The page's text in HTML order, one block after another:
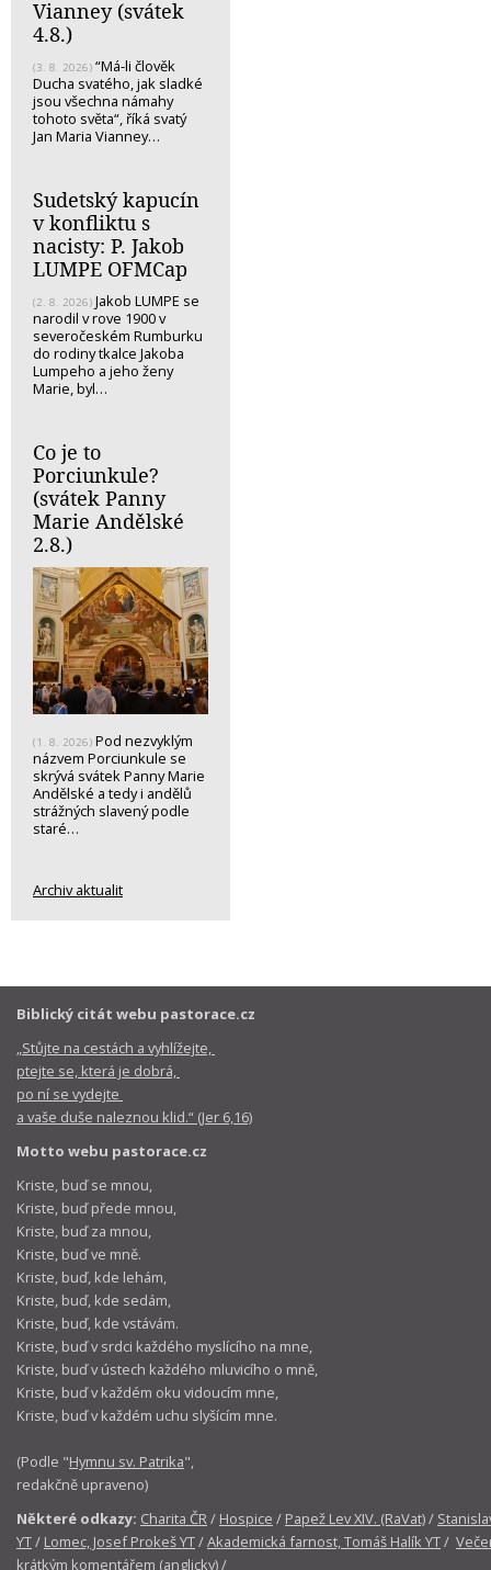
Vianney (svátek
4.8.)
(3. 8. 2026) “Má-li člověk
Ducha svatého, jak sladké
jsou všechna námahy
tohoto světa“, říká svatý
Jan Maria Vianney…
Sudetský kapucín
v konfliktu s
nacisty: P. Jakob
LUMPE OFMCap
(2. 8. 2026) Jakob LUMPE se
narodil v rove 1900 v
severočeském Rumburku
do rodiny tkalce Jakoba
Lumpeho a jeho ženy
Marie, byl…
Co je to
Porciunkule?
(svátek Panny
Marie Andělské
2.8.)
(1. 8. 2026) Pod nezvyklým
názvem Porciunkule se
skrývá svátek Panny Marie
Andělské a tedy i andělů
strážných slavený podle
staré…
Archiv aktualit
Biblický citát webu pastorace.cz
„Stůjte na cestách a vyhlížejte,
ptejte se, která je dobrá,
po ní se vydejte
a vaše duše naleznou klid.“ (Jer 6,16)
Motto webu pastorace.cz
Kriste, buď se mnou,
Kriste, buď přede mnou,
Kriste, buď za mnou,
Kriste, buď ve mně.
Kriste, buď, kde lehám,
Kriste, buď, kde sedám,
Kriste, buď, kde vstávám.
Kriste, buď v srdci každého myslícího na mne,
Kriste, buď v ústech každého mluvicího o mně,
Kriste, buď v každém oku vidoucím mne,
Kriste, buď v každém uchu slyšícím mne.
(Podle "Hymnu sv. Patrika",
redakčně upraveno)
Některé odkazy: Charita ČR/ Hospice / Papež Lev XIV. (RaVat)/
YT/ Lomec, Josef Prokeš YT/Akademická farnost, Tomáš Halík YT/
krátkým komentářem (anglicky)/